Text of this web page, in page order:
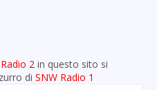
2 in questo sito si
di SNW Radio 1